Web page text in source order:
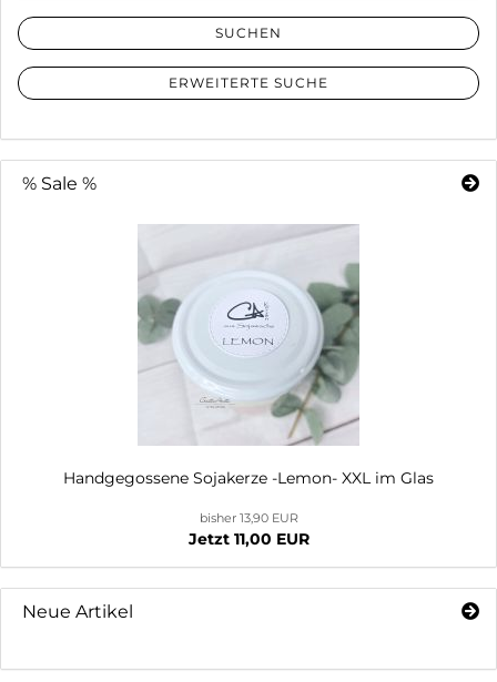
SUCHEN
ERWEITERTE SUCHE
% Sale %
Handgegossene Sojakerze -Lemon- XXL im Glas
bisher 13,90 EUR
Jetzt 11,00 EUR
Neue Artikel